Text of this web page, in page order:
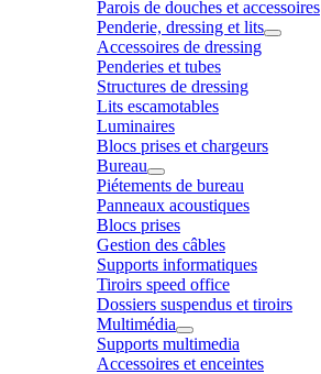
Parois de douches et accessoires
Penderie, dressing et lits
Accessoires de dressing
Penderies et tubes
Structures de dressing
Lits escamotables
Luminaires
Blocs prises et chargeurs
Bureau
Piétements de bureau
Panneaux acoustiques
Blocs prises
Gestion des câbles
Supports informatiques
Tiroirs speed office
Dossiers suspendus et tiroirs
Multimédia
Supports multimedia
Accessoires et enceintes